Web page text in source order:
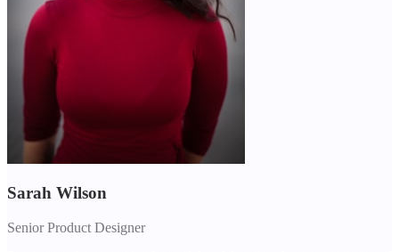
Sarah Wilson
Senior Product Designer